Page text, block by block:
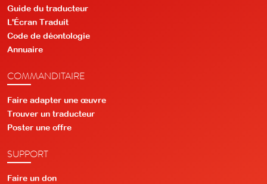
Guide du traducteur
L'Écran Traduit
Code de déontologie
Annuaire
COMMANDITAIRE
Faire adapter une œuvre
Trouver un traducteur
Poster une offre
SUPPORT
Faire un don